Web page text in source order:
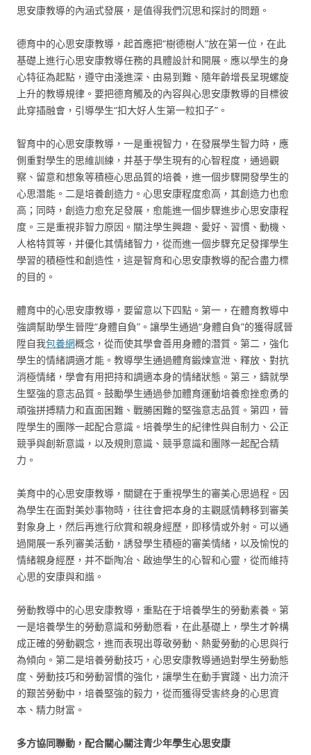
思安康教導的內涵式發展，是值得我們沉思和探討的問題。
德育中的心思安康教導，起首應把“樹德樹人”放在第一位，在此
基礎上進行心思安康教導任務的具體設計和開展。應以學生的身
心特征為起點，遵守由淺進深、由易到難、隨年齡增長呈現螺旋
上升的教導規律。要把德育觸及的內容與心思安康教導的目標彼
此穿插融會，引導學生“扣大好人生第一粒扣子”。
智育中的心思安康教導，一是重視智力，在發展學生智力時，應
側重對學生的思維訓練，并基于學生現有的心智程度，通過觀
察、留意和想象等積極心思品質的培養，進一個步驟開發學生的
心思潛能。二是培養創造力。心思安康程度愈高，其創造力也愈
高；同時，創造力愈充足發展，愈能進一個步驟進步心思安康程
度。三是重視非智力原因。關注學生興趣、愛好、習慣、動機、
人格特質等，并優化其情緒智力，從而進一個步驟充足發揮學生
學習的積極性和創造性，這是智育和心思安康教導的配合盡力標
的目的。
體育中的心思安康教導，要留意以下四點。第一，在體育教導中
強調幫助學生晉陞“身體自負”。讓學生通過“身體自負”的獲得感晉
陞自我包養網概念，從而使其學會善用身體的潛質。第二，強化
學生的情緒調適才能。教導學生通過體育鍛煉宣泄、釋放、對抗
消極情緒，學會有用把持和調適本身的情緒狀態。第三，鑄就學
生堅強的意志品質。鼓勵學生通過參加體育運動培養愈挫愈勇的
頑強拼搏精力和直面困難、戰勝困難的堅強意志品質。第四，晉
陞學生的團隊一起配合意識。培養學生的紀律性與自制力、公正
競爭與創新意識，以及規則意識、競爭意識和團隊一起配合精
力。
美育中的心思安康教導，關鍵在于重視學生的審美心思過程。因
為學生在面對美妙事物時，往往會把本身的主觀感情轉移到審美
對象身上，然后再進行欣賞和親身經歷，即移情或外射。可以通
過開展一系列審美活動，誘發學生積極的審美情緒，以及愉悅的
情緒親身經歷，并不斷陶冶、啟迪學生的心智和心靈，從而維持
心思的安康與和諧。
勞動教導中的心思安康教導，重點在于培養學生的勞動素養。第
一是培養學生的勞動意識和勞動愿看，在此基礎上，學生才幹構
成正確的勞動觀念，進而表現出尊敬勞動、熱愛勞動的心思與行
為傾向。第二是培養勞動技巧，心思安康教導通過對學生勞動態
度、勞動技巧和勞動習慣的強化，讓學生在動手實踐、出力流汗
的艱苦勞動中，培養堅強的毅力，從而獲得受害終身的心思資
本、精力財富。
多方協同聯動，配合關心關注青少年學生心思安康